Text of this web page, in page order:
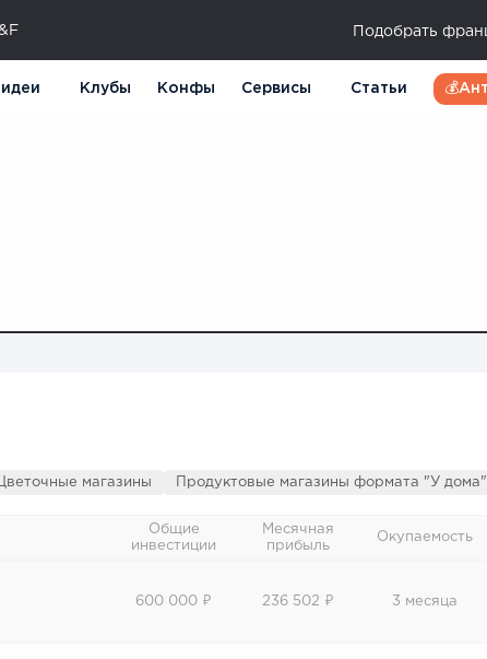
Подобрать
Клубы Конфы Сервисы Статьи
Цветочные магазины Продуктовые магазины формата "У дома"
Общие
инвестиции
Месячная
прибыль
Окупаемость
600 000 ₽ 236 502 ₽ 3 месяца